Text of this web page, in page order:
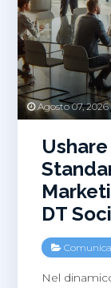
Agosto 07, 2026
DT
Nel